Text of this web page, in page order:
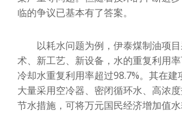
临的争议已基本有了答案。
以耗水问题为例，伊泰煤制油项目
术、新工艺、新设备，水的重复利用率
冷却水重复利用率超过98.7%。其在建
大量采用空冷器、密闭循环水、高浓
节水措施，可将万元国民经济增加值